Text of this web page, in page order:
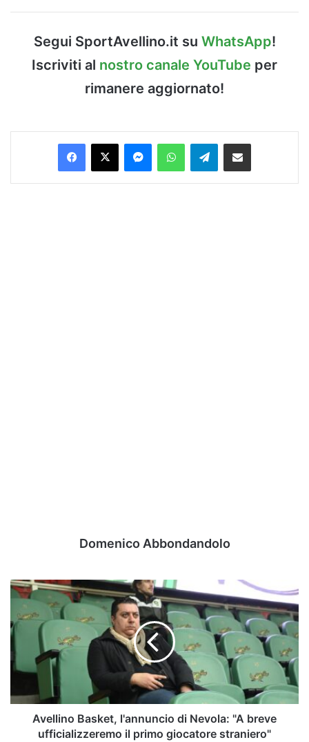
Segui SportAvellino.it su WhatsApp!
Iscriviti al nostro canale YouTube per
rimanere aggiornato!
Facebook
X MessengerWhatsAppTelegramCondividi via Email
Domenico Abbondandolo
Avellino
Basket,
l'annuncio
di
Nevola:
"A
breve
ufficializzeremo
il
giocatore
Avellino Basket, l'annuncio di Nevola: "A breve
ufficializzeremo il primo giocatore straniero"